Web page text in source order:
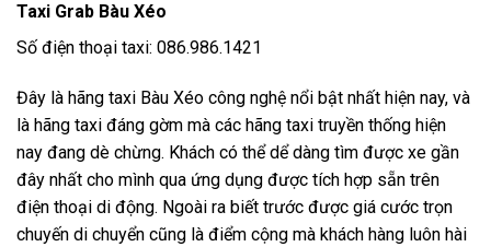
Taxi Grab Bàu Xéo
Số điện thoại taxi: 086.986.1421
Đây là hãng taxi Bàu Xéo công nghệ nổi bật nhất hiện nay, và
là hãng taxi đáng gờm mà các hãng taxi truyền thống hiện
nay đang dè chừng. Khách có thể dể dàng tìm được xe gần
đây nhất cho mình qua ứng dụng được tích hợp sẵn trên
điện thoại di động. Ngoài ra biết trước được giá cước trọn
chuyến di chuyển cũng là điểm cộng mà khách hàng luôn hài